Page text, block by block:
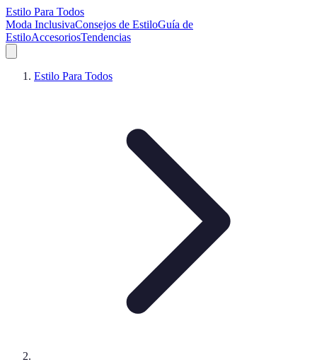
Estilo Para Todos
Moda InclusivaConsejos de EstiloGuía de
EstiloAccesoriosTendencias
Estilo Para Todos